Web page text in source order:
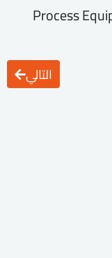
1 6 Process
التالي